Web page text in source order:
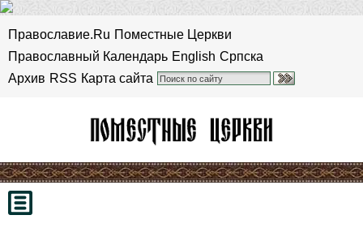
Православие.Ru Поместные Церкви
Православный Календарь English Српска
Архив RSS Карта сайта